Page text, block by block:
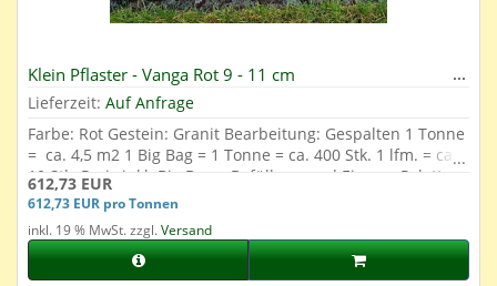
Klein Pflaster - Vanga Rot 9 - 11 cm
Lieferzeit: Auf Anfrage
Farbe: Rot Gestein: Granit Bearbeitung: Gespalten 1 Tonne
= ca. 4,5 m2 1 Big Bag = 1 Tonne = ca. 400 Stk. 1 lfm. = ca.
10 Stk. Preis inkl. Big Bag + Befüllung und Einweg-Palette
612,73 EUR
612,73 EUR pro Tonnen
inkl. 19 % MwSt. zzgl.Versand